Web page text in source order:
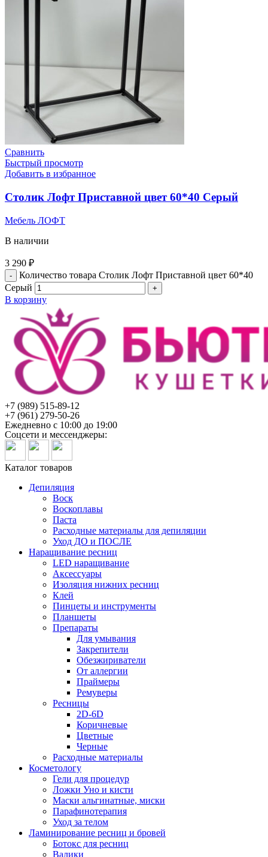
Сравнить
Быстрый просмотр
Добавить в избранное
Столик Лофт Приставной цвет 60*40 Серый
Мебель ЛОФТ
В наличии
3 290 ₽
Количество товара Столик Лофт Приставной цвет 60*40
Серый
В корзину
+7 (989) 515-89-12
+7 (961) 279-50-26
Ежедневно с 10:00 до 19:00
Соцсети и мессенджеры:
Каталог товаров
Депиляция
Воск
Воскоплавы
Паста
Расходные материалы для депиляции
Уход ДО и ПОСЛЕ
Наращивание ресниц
LED наращивание
Аксессуары
Изоляция нижних ресниц
Клей
Пинцеты и инструменты
Планшеты
Препараты
Для умывания
Закрепители
Обезжириватели
От аллергии
Праймеры
Ремуверы
Ресницы
2D-6D
Коричневые
Цветные
Черные
Расходные материалы
Косметологу
Гели для процедур
Ложки Уно и кисти
Маски альгинатные, миски
Парафинотерапия
Уход за телом
Ламинирование ресниц и бровей
Ботокс для ресниц
Валики